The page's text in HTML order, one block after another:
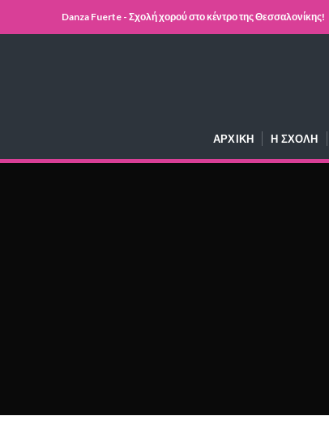
Danza Fuerte - Σχολή χορού στο κέντρο της Θεσσαλονίκης!
ΑΡΧΙΚΉ Η ΣΧΟΛΉ